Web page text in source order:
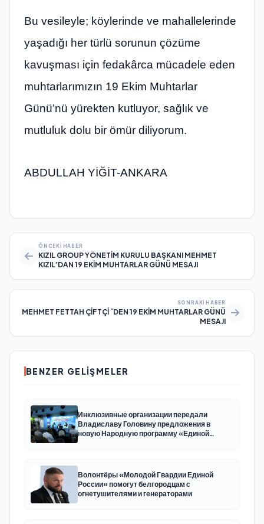
Bu vesileyle; köylerinde ve mahallelerinde
yaşadığı her türlü sorunun çözüme
kavuşması için fedakârca mücadele eden
muhtarlarımızın 19 Ekim Muhtarlar
Günü’nü yürekten kutluyor, sağlık ve
mutluluk dolu bir ömür diliyorum.
ABDULLAH YİĞİT-ANKARA
ÖNCEKI HABER
KIZIL GROUP YÖNETİM KURULU BAŞKANI MEHMET
KIZIL’DAN 19 EKİM MUHTARLAR GÜNÜ MESAJI
SONRAKI HABER
MEHMET FETTAH ÇİFTÇİ `DEN 19 EKİM MUHTARLAR GÜNÜ
MESAJI
BENZER GELIŞMELER
Инклюзивные организации передали
Владиславу Головину предложения в
новую Народную программу «Единой
Волонтёры «Молодой Гвардии Единой
России» помогут белгородцам с
огнетушителями и генераторами